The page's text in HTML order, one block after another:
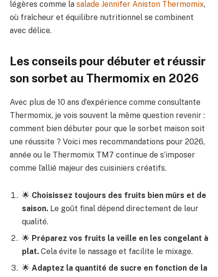
légères comme la salade Jennifer Aniston Thermomix,
où fraîcheur et équilibre nutritionnel se combinent
avec délice.
Les conseils pour débuter et réussir
son sorbet au Thermomix en 2026
Avec plus de 10 ans d’expérience comme consultante
Thermomix, je vois souvent la même question revenir :
comment bien débuter pour que le sorbet maison soit
une réussite ? Voici mes recommandations pour 2026,
année ou le Thermomix TM7 continue de s’imposer
comme l’allié majeur des cuisiniers créatifs.
🌟 Choisissez toujours des fruits bien mûrs et de
saison. Le goût final dépend directement de leur
qualité.
🌟 Préparez vos fruits la veille en les congelant à
plat. Cela évite le nassage et facilite le mixage.
🌟 Adaptez la quantité de sucre en fonction de la